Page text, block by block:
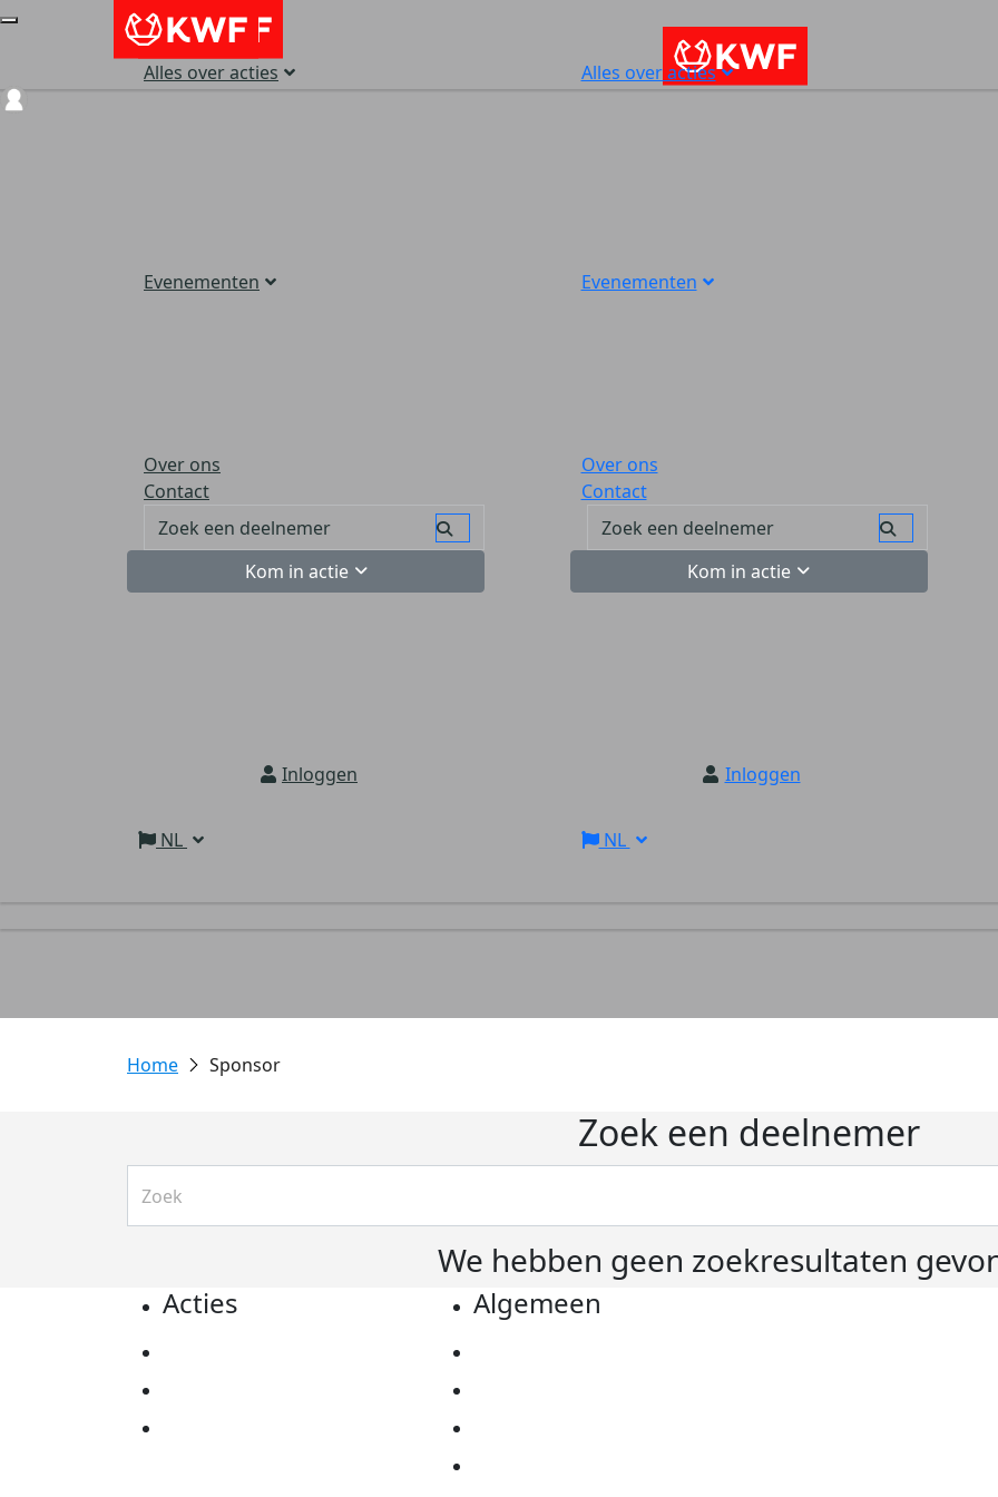
Alles over acties
Evenementen
Over ons
Contact
Kom in actie
Inloggen
NL
Alles over acties
Evenementen
Over ons
Contact
Kom in actie
Inloggen
NL
Sponsor
Zoek een deelnemer
We hebben geen zoekresultaten
Acties Algemeen